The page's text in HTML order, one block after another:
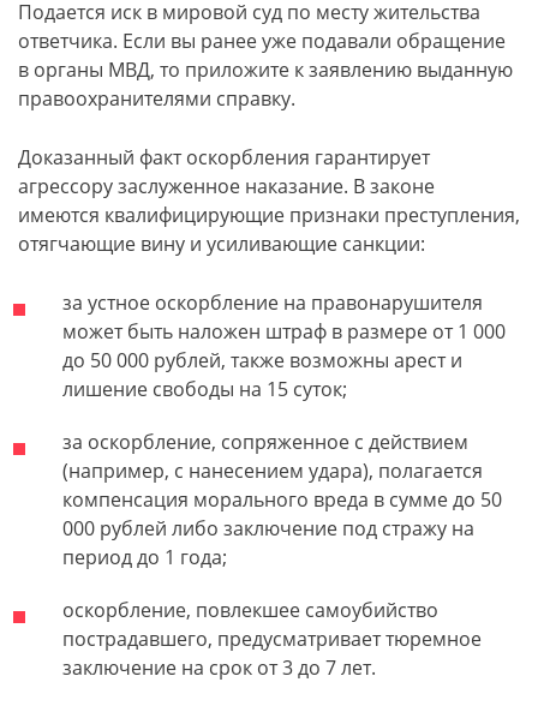
Подается иск в мировой суд по месту жительства
ответчика. Если вы ранее уже подавали обращение
в органы МВД, то приложите к заявлению выданную
правоохранителями справку.
Доказанный факт оскорбления гарантирует
агрессору заслуженное наказание. В законе
имеются квалифицирующие признаки преступления,
отягчающие вину и усиливающие санкции:
за устное оскорбление на правонарушителя
может быть наложен штраф в размере от 1 000
до 50 000 рублей, также возможны арест и
лишение свободы на 15 суток;
за оскорбление, сопряженное с действием
(например, с нанесением удара), полагается
компенсация морального вреда в сумме до 50
000 рублей либо заключение под стражу на
период до 1 года;
оскорбление, повлекшее самоубийство
пострадавшего, предусматривает тюремное
заключение на срок от 3 до 7 лет.